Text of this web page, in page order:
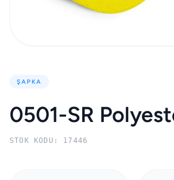
ŞAPKA
0501-SR
STOK KODU: 17446